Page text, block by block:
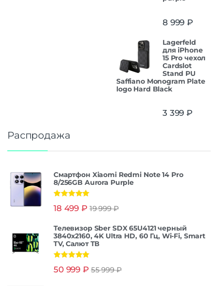
8 999 ₽
Lagerfeld
для iPhone
15 Pro чехол
Cardslot
Stand PU
Saffiano Monogram Plate
logo Hard Black
3 399 ₽
Распродажа
Смартфон Xiaomi Redmi Note 14 Pro
8/256GB Aurora Purple
из 5
18 499 ₽ 19 999₽
Телевизор Sber SDX 65U4121 черный
3840x2160, 4K Ultra HD, 60 Гц, Wi-Fi, Smart
TV, Салют ТВ
из 5
50 999 ₽ 55 999₽